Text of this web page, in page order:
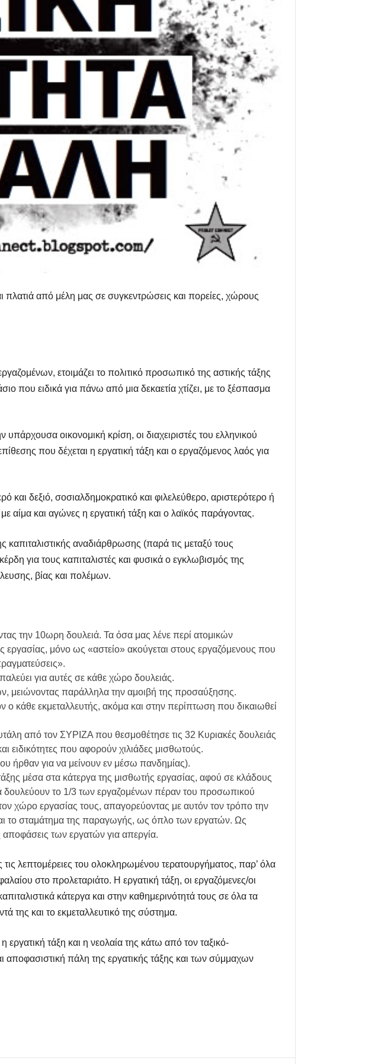
πλατιά από μέλη μας σε συγκεντρώσεις και πορείες, χώρους
ετοιμάζει το πολιτικό προσωπικό της αστικής τάξης
που ειδικά για πάνω από μια δεκαετία χτίζει, με το ξέσπασμα
οικονομική κρίση, οι διαχειριστές του ελληνικού
που δέχεται η εργατική τάξη και ο εργαζόμενος λαός για
και δεξιό, σοσιαλδημοκρατικό και φιλελεύθερο, αριστερότερο ή
αίμα και αγώνες η εργατική τάξη και ο λαϊκός παράγοντας.
καπιταλιστικής αναδιάρθρωσης (παρά τις μεταξύ τους
για τους καπιταλιστές και φυσικά ο εγκλωβισμός της
βίας και πολέμων.
την 10ωρη δουλειά. Τα όσα μας λένε περί ατομικών
εργασίας, μόνο ως «αστείο» ακούγεται στους εργαζόμενους που
για αυτές σε κάθε χώρο δουλειάς.
μειώνοντας παράλληλα την αμοιβή της προσαύξησης.
ο κάθε εκμεταλλευτής, ακόμα και στην περίπτωση που δικαιωθεί
από τον ΣΥΡΙΖΑ που θεσμοθέτησε τις 32 Κυριακές δουλειάς
ειδικότητες που αφορούν χιλιάδες μισθωτούς.
ήρθαν για να μείνουν εν μέσω πανδημίας).
μέσα στα κάτεργα της μισθωτής εργασίας, αφού σε κλάδους
δουλεύουν το 1/3 των εργαζομένων πέραν του προσωπικού
χώρο εργασίας τους, απαγορεύοντας με αυτόν τον τρόπο την
το σταμάτημα της παραγωγής, ως όπλο των εργατών. Ως
αποφάσεις των εργατών για απεργία.
λεπτομέρειες του ολοκληρωμένου τερατουργήματος, παρ’ όλα
στο προλεταριάτο. Η εργατική τάξη, οι εργαζόμενες/οι
κάτεργα και στην καθημερινότητά τους σε όλα τα
της και το εκμεταλλευτικό της σύστημα.
τάξη και η νεολαία της κάτω από τον ταξικό-
αποφασιστική πάλη της εργατικής τάξης και των σύμμαχων